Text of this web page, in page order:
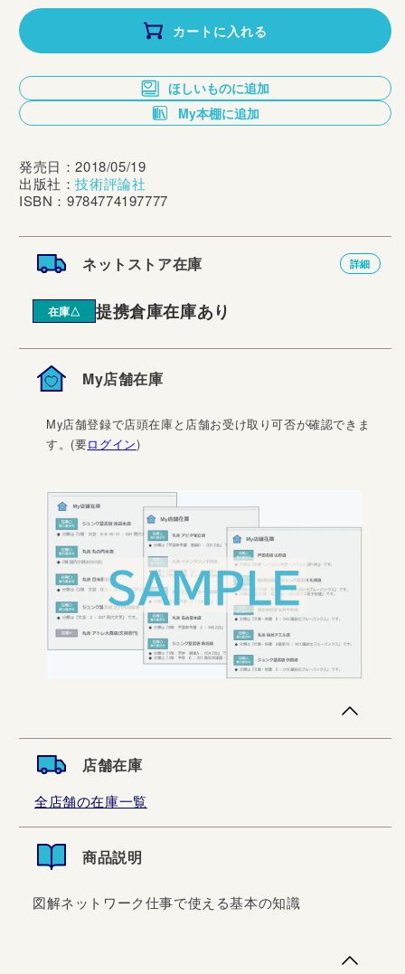
価
格
カートに入れる
ほしいものに追加
My本棚に追加
発売日：2018/05/19
出版社：技術評論社
ISBN：9784774197777
ネットストア在庫 詳細
在庫△ 提携倉庫在庫あり
My店舗在庫
My店舗登録で店頭在庫と店舗お受け取り可否が確認できま
す。(要ログイン)
店舗在庫
全店舗の在庫一覧
商品説明
図解ネットワーク仕事で使える基本の知識